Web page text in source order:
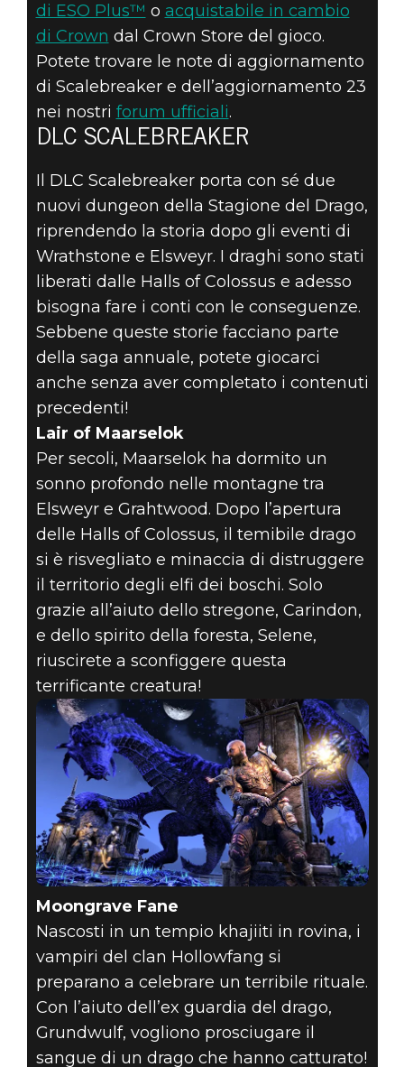
di ESO Plus™ o acquistabile in cambio
di Crown dal Crown Store del gioco.
Potete trovare le note di aggiornamento
di Scalebreaker e dell’aggiornamento 23
nei nostri forum ufficiali.
DLC SCALEBREAKER
Il DLC Scalebreaker porta con sé due
nuovi dungeon della Stagione del Drago,
riprendendo la storia dopo gli eventi di
Wrathstone e Elsweyr. I draghi sono stati
liberati dalle Halls of Colossus e adesso
bisogna fare i conti con le conseguenze.
Sebbene queste storie facciano parte
della saga annuale, potete giocarci
anche senza aver completato i contenuti
precedenti!
Lair of Maarselok
Per secoli, Maarselok ha dormito un
sonno profondo nelle montagne tra
Elsweyr e Grahtwood. Dopo l’apertura
delle Halls of Colossus, il temibile drago
si è risvegliato e minaccia di distruggere
il territorio degli elfi dei boschi. Solo
grazie all’aiuto dello stregone, Carindon,
e dello spirito della foresta, Selene,
riuscirete a sconfiggere questa
terrificante creatura!
Moongrave Fane
Nascosti in un tempio khajiiti in rovina, i
vampiri del clan Hollowfang si
preparano a celebrare un terribile rituale.
Con l’aiuto dell’ex guardia del drago,
Grundwulf, vogliono prosciugare il
sangue di un drago che hanno catturato!